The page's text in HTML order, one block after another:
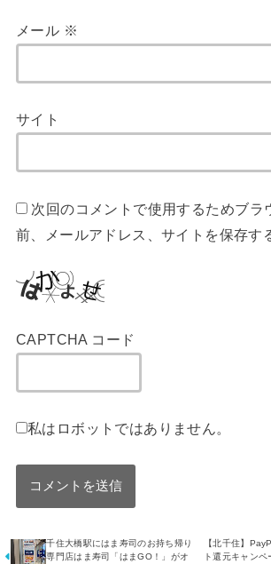
メール ※
サイト
次回のコメントで使用するためブラ
前、メールアドレス、サイトを保存す
CAPTCHA コード
私はロボットではありません。
千住大橋駅にはま寿司のお持ち帰り
専門店はま寿司「はまGO！」がオ
【北千住】
ト還元キャン